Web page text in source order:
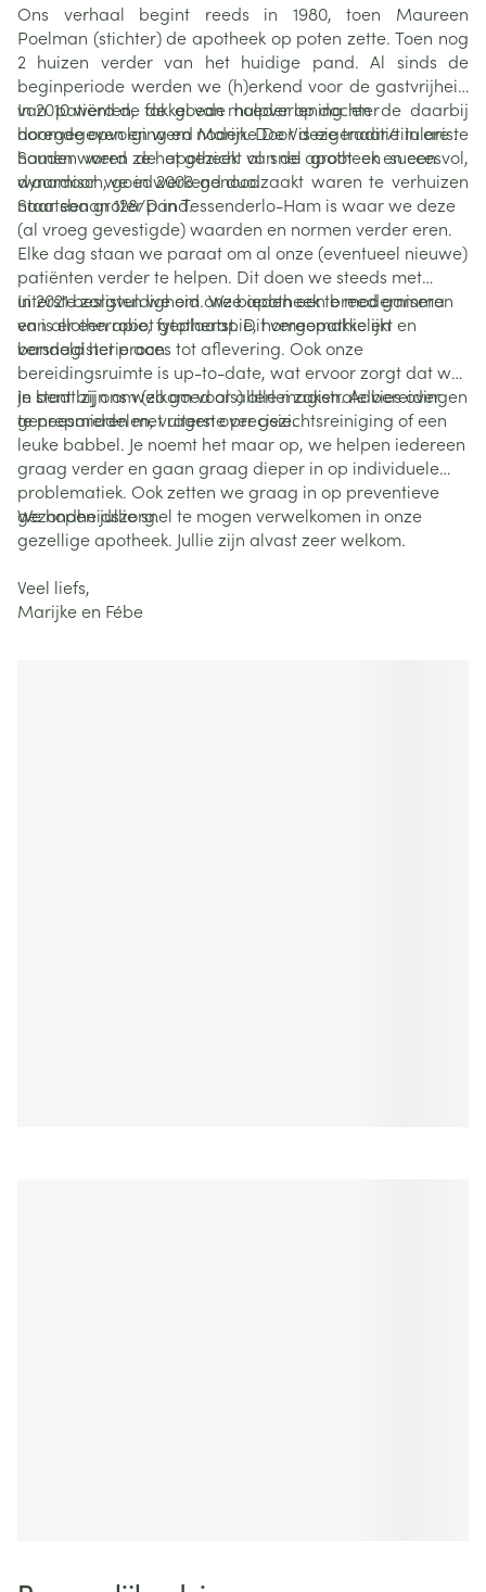
Ons verhaal begint reeds in 1980, toen Maureen
Poelman (stichter) de apotheek op poten zette. Toen nog
2 huizen verder van het huidige pand. Al sinds de
beginperiode werden we (h)erkend voor de gastvrijheid
van patiënten, de goede hulpverlening en de daarbij
horende opvolging en noden. Door deze traditie in ere te
houden werd de apotheek al snel groot en succesvol,
waardoor we in 2003 genoodzaakt waren te verhuizen
naar een groter pand.
In 2010 werd de fakkel van moeder op dochter
doorgegeven en werd Marijke De Vis eigenaar/titularis.
Samen waren ze het gezicht van de apotheek en een
dynamisch, goedwerkend duo.
Staatsbaan 128/D in Tessenderlo-Ham is waar we deze
(al vroeg gevestigde) waarden en normen verder eren.
Elke dag staan we paraat om al onze (eventueel nieuwe)
patiënten verder te helpen. Dit doen we steeds met
uiterste zorgvuldigheid. We bieden een breed gamma
van allotherapie, fytotherapie, homeopathie en
bandagisterie aan.
In 2021 beslisten we om onze apotheek te moderniseren
en is er een robot geplaatst. Dit vergemakkelijkt en
versneld het proces tot aflevering. Ook onze
bereidingsruimte is up-to-date, wat ervoor zorgt dat we
in staat zijn om (zo goed als) alle magistrale bereidingen
te prepareren met uiterste precisie.
Je bent bij ons welkom voor allerlei zaken. Advies over
geneesmiddelen, vragen over gezichtsreiniging of een
leuke babbel. Je noemt het maar op, we helpen iedereen
graag verder en gaan graag dieper in op individuele
problematiek. Ook zetten we graag in op preventieve
gezondheidszorg.
We hopen jullie snel te mogen verwelkomen in onze
gezellige apotheek. Jullie zijn alvast zeer welkom.
Veel liefs,
Marijke en Fébe